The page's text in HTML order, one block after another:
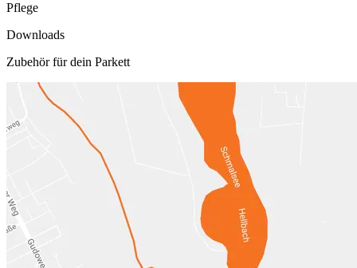
Pflege
Downloads
Zubehör für dein Parkett